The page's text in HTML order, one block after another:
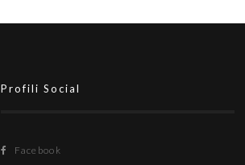
Profili Social
Facebook